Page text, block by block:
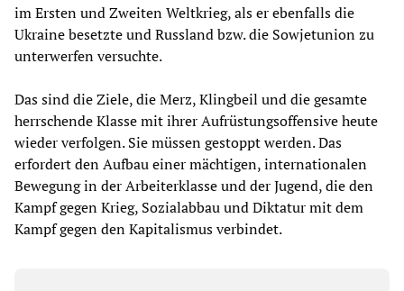
im Ersten und Zweiten Weltkrieg, als er ebenfalls die
Ukraine besetzte und Russland bzw. die Sowjetunion zu
unterwerfen versuchte.
Das sind die Ziele, die Merz, Klingbeil und die gesamte
herrschende Klasse mit ihrer Aufrüstungsoffensive heute
wieder verfolgen. Sie müssen gestoppt werden. Das
erfordert den Aufbau einer mächtigen, internationalen
Bewegung in der Arbeiterklasse und der Jugend, die den
Kampf gegen Krieg, Sozialabbau und Diktatur mit dem
Kampf gegen den Kapitalismus verbindet.